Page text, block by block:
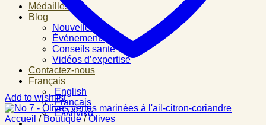
Médailles
Blog
Nouvelles
Événements
Conseils santé
Vidéos d’expertise
Contactez-nous
Français
English
Français
Ελληνικά
Add to wishlist
Accueil / Boutique / Olives